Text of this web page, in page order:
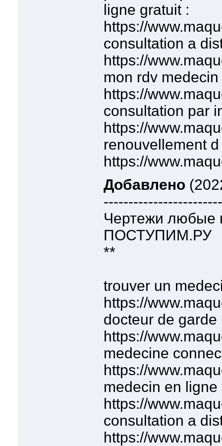
ligne gratuit :
https://
consultation a
https://
mon rdv medecin
https://
consultation par
https://
renouvellement
https://
Добавлено
Чертежи любые
ПОСТУПИМ.РУ
**
trouver un
https://
docteur de garde
https://
medecine
https://
medecin en ligne
https://
consultation a
https://